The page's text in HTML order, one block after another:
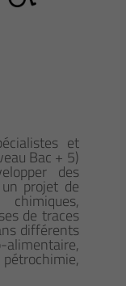
et
Bac + 5)
des
projet de
de traces
différents